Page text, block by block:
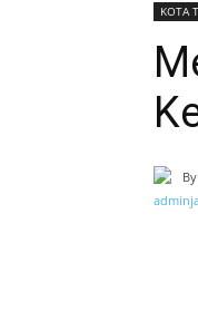
KOTA
By